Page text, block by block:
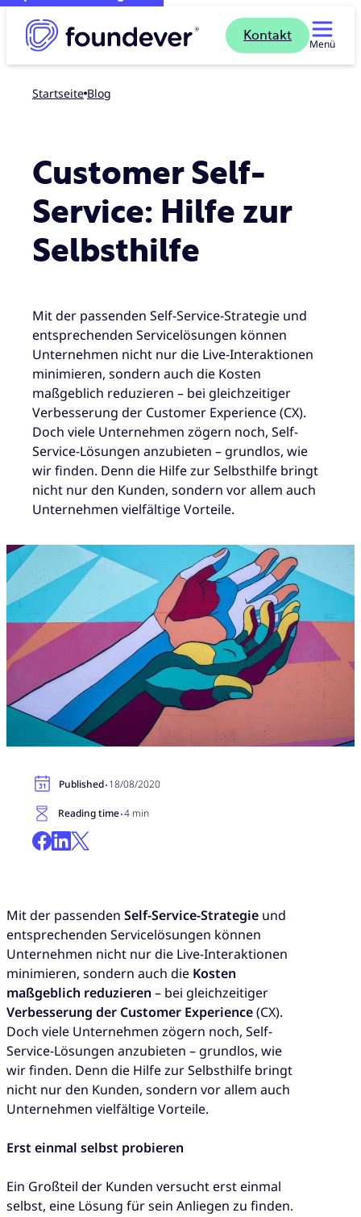
Kontakt
Menü
Startseite blog
Customer Self-
Service: Hilfe zur
Selbsthilfe
Mit der passenden Self-Service-Strategie und
entsprechenden Servicelösungen können
Unternehmen nicht nur die Live-Interaktionen
minimieren, sondern auch die Kosten
maßgeblich reduzieren – bei gleichzeitiger
Verbesserung der Customer Experience (CX).
Doch viele Unternehmen zögern noch, Self-
Service-Lösungen anzubieten – grundlos, wie
wir finden. Denn die Hilfe zur Selbsthilfe bringt
nicht nur den Kunden, sondern vor allem auch
Unternehmen vielfältige Vorteile.
Published·18/08/2020
Reading time·4 min
Mit der passenden Self-Service-Strategie und
entsprechenden Servicelösungen können
Unternehmen nicht nur die Live-Interaktionen
minimieren, sondern auch die Kosten
maßgeblich reduzieren – bei gleichzeitiger
Verbesserung der Customer Experience(CX).
Doch viele Unternehmen zögern noch, Self-
Service-Lösungen anzubieten – grundlos, wie
wir finden. Denn die Hilfe zur Selbsthilfe bringt
nicht nur den Kunden, sondern vor allem auch
Unternehmen vielfältige Vorteile.
Erst einmal selbst probieren
Ein Großteil der Kunden versucht erst einmal
selbst, eine Lösung für sein Anliegen zu finden.